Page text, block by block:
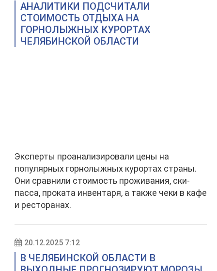
АНАЛИТИКИ ПОДСЧИТАЛИ
СТОИМОСТЬ ОТДЫХА НА
ГОРНОЛЫЖНЫХ КУРОРТАХ
ЧЕЛЯБИНСКОЙ ОБЛАСТИ
Эксперты проанализировали цены на
популярных горнолыжных курортах страны.
Они сравнили стоимость проживания, ски-
пасса, проката инвентаря, а также чеки в кафе
и ресторанах.
20.12.2025 7:12
В ЧЕЛЯБИНСКОЙ ОБЛАСТИ В